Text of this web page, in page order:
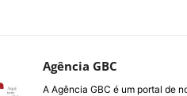
Agência GBC
A Agência GBC é um portal de